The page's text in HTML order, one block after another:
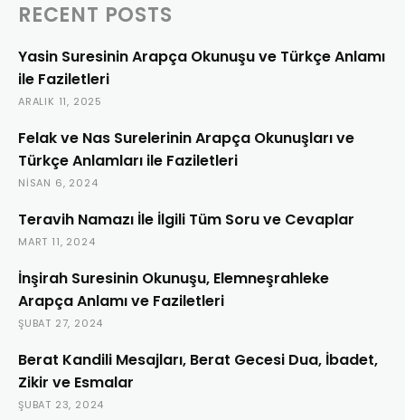
RECENT POSTS
Yasin Suresinin Arapça Okunuşu ve Türkçe Anlamı
ile Faziletleri
ARALIK 11, 2025
Felak ve Nas Surelerinin Arapça Okunuşları ve
Türkçe Anlamları ile Faziletleri
NISAN 6, 2024
Teravih Namazı İle İlgili Tüm Soru ve Cevaplar
MART 11, 2024
İnşirah Suresinin Okunuşu, Elemneşrahleke
Arapça Anlamı ve Faziletleri
ŞUBAT 27, 2024
Berat Kandili Mesajları, Berat Gecesi Dua, İbadet,
Zikir ve Esmalar
ŞUBAT 23, 2024